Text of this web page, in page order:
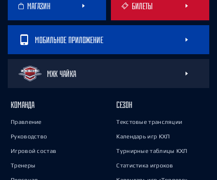
МАГАЗИН БИЛЕТЫ
МОБИЛЬНОЕ ПРИЛОЖЕНИЕ
МХК ЧАЙКА
КОМАНДА
Правление
Руководство
Игровой состав
Тренеры
СЕЗОН
Текстовые трансляции
Календарь игр КХЛ
Турнирные таблицы КХЛ
Статистика игроков